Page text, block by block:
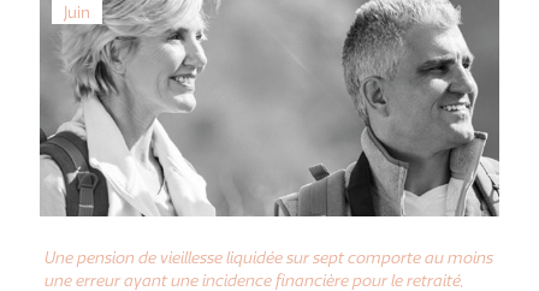
Juin
Une pension de vieillesse liquidée sur sept comporte au moins
une erreur ayant une incidence financière pour le retraité,